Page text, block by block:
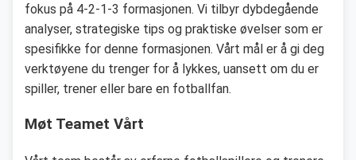
fokus på 4-2-1-3 formasjonen. Vi tilbyr dybdegående
analyser, strategiske tips og praktiske øvelser som er
spesifikke for denne formasjonen. Vårt mål er å gi deg
verktøyene du trenger for å lykkes, uansett om du er
spiller, trener eller bare en fotballfan.
Møt Teamet Vårt